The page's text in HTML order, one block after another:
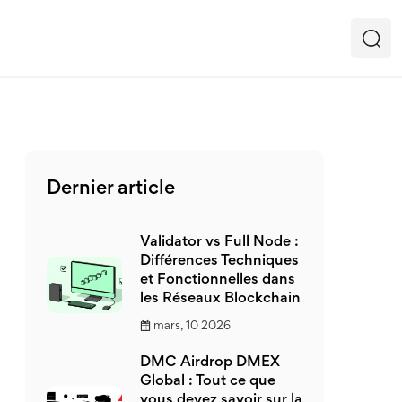
Dernier article
Validator vs Full Node :
Différences Techniques
et Fonctionnelles dans
les Réseaux Blockchain
mars, 10 2026
DMC Airdrop DMEX
Global : Tout ce que